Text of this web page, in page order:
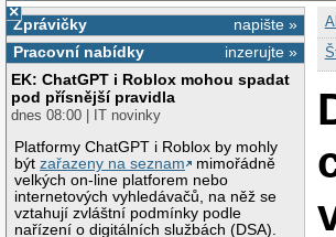
×
napište »
Zprávičky
inzerujte »
Pracovní nabídky
EK: ChatGPT i Roblox mohou spadat
pod přísnější pravidla
dnes 08:00 | IT novinky
Platformy ChatGPT i Roblox by mohly
býtzařazeny na seznam
mimořádně
velkých on-line platforem nebo
internetových vyhledávačů, na něž se
vztahují zvláštní podmínky podle
nařízení o digitálních službách (DSA).